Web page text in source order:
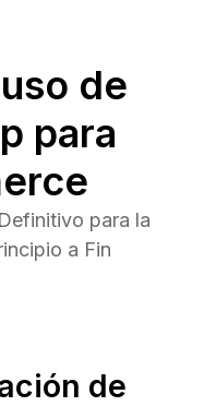
de
para
para la
a Fin
de